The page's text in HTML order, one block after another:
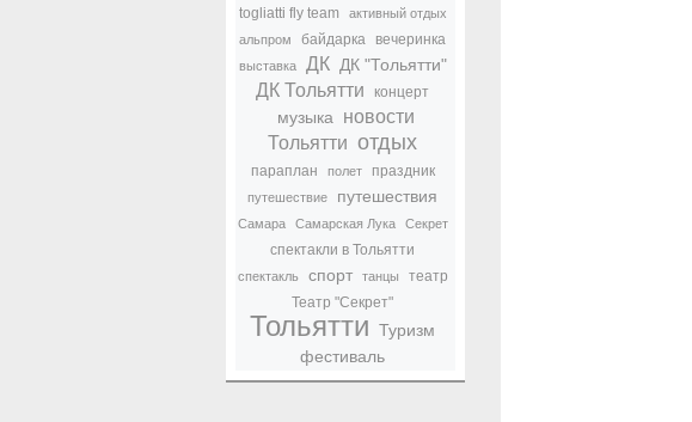
togliatti fly team
активный отдых
альпром
байдарка вечеринка
выставка ДК ДК "Тольятти"
ДК Тольятти концерт
музыка
новости
Тольятти отдых
параплан полет праздник
путешествие путешествия
Самара Самарская Лука Секрет
спектакли в Тольятти
спектакль спорт танцы
театр
Театр "Секрет"
Тольятти Туризм
фестиваль